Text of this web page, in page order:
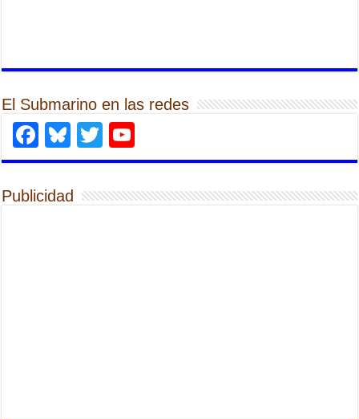
El Submarino en las redes
Facebook
Bluesky
Twitter
Publicidad